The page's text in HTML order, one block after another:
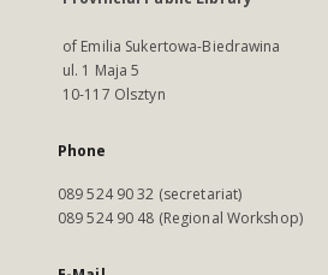
of Emilia Sukertowa-Biedrawina
ul. 1 Maja 5
10-117 Olsztyn
Phone
089 524 90 32 (secretariat)
089 524 90 48 (Regional Workshop)